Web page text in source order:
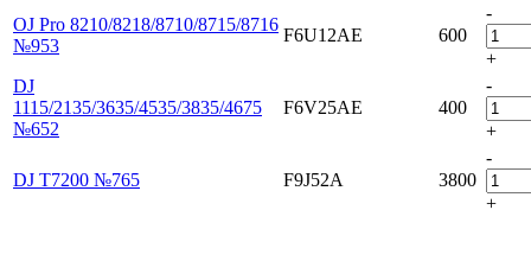
OJ Pro 8210/8218/8710/8715/8716
№953
F6U12AE 600
-
+
DJ
1115/2135/3635/4535/3835/4675
№652
F6V25AE 400
-
+
DJ Т7200 №765 F9J52A 3800
-
+